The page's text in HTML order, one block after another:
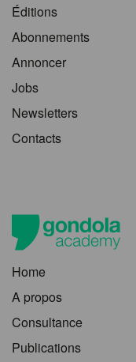
Éditions
Abonnements
Annoncer
Jobs
Newsletters
Contacts
Home
A propos
Consultance
Publications